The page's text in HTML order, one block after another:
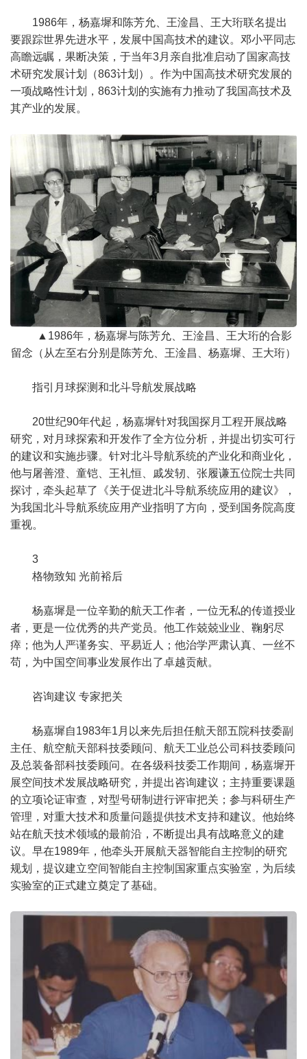
1986年，杨嘉墀和陈芳允、王淦昌、王大珩联名提出
要跟踪世界先进水平，发展中国高技术的建议。邓小平同志
高瞻远瞩，果断决策，于当年3月亲自批准启动了国家高技
术研究发展计划（863计划）。作为中国高技术研究发展的
一项战略性计划，863计划的实施有力推动了我国高技术及
其产业的发展。
▲1986年，杨嘉墀与陈芳允、王淦昌、王大珩的合影
留念（从左至右分别是陈芳允、王淦昌、杨嘉墀、王大珩）
指引月球探测和北斗导航发展战略
20世纪90年代起，杨嘉墀针对我国探月工程开展战略
研究，对月球探索和开发作了全方位分析，并提出切实可行
的建议和实施步骤。针对北斗导航系统的产业化和商业化，
他与屠善澄、童铠、王礼恒、戚发轫、张履谦五位院士共同
探讨，牵头起草了《关于促进北斗导航系统应用的建议》，
为我国北斗导航系统应用产业指明了方向，受到国务院高度
重视。
3
格物致知 光前裕后
杨嘉墀是一位辛勤的航天工作者，一位无私的传道授业
者，更是一位优秀的共产党员。他工作兢兢业业、鞠躬尽
瘁；他为人严谨务实、平易近人；他治学严肃认真、一丝不
苟，为中国空间事业发展作出了卓越贡献。
咨询建议 专家把关
杨嘉墀自1983年1月以来先后担任航天部五院科技委副
主任、航空航天部科技委顾问、航天工业总公司科技委顾问
及总装备部科技委顾问。在各级科技委工作期间，杨嘉墀开
展空间技术发展战略研究，并提出咨询建议；主持重要课题
的立项论证审查，对型号研制进行评审把关；参与科研生产
管理，对重大技术和质量问题提供技术支持和建议。他始终
站在航天技术领域的最前沿，不断提出具有战略意义的建
议。早在1989年，他牵头开展航天器智能自主控制的研究
规划，提议建立空间智能自主控制国家重点实验室，为后续
实验室的正式建立奠定了基础。